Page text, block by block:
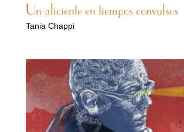
Un aliciente en tiempos convulsos
Tania Chappi